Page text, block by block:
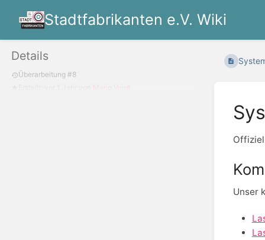
Stadtfabrikanten e.V. Wiki
Details
Überarbeitung #8
Mario Voigt
Unser